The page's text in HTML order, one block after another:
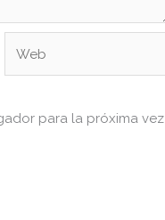
para la próxima vez